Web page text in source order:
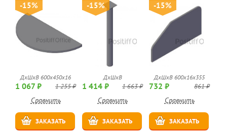
-15%
ДхШхВ 600х450х16
1 067 ₽ 1 255 ₽
Сравнить
ЗАКАЗАТЬ
-15%
ДхШхВ
1 414 ₽ 1 663 ₽
Сравнить
ЗАКАЗАТЬ
-15%
ДхШхВ 600х16х355
732 ₽ 861 ₽
Сравнить
ЗАКАЗАТЬ